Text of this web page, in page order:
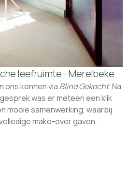
leefruimte - Merelbeke
ons kennen via Blind Gekocht. Na
was er meteen een klik
mooie samenwerking, waarbij
make-over gaven.